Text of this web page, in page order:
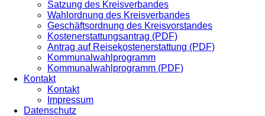
Satzung des Kreisverbandes
Wahlordnung des Kreisverbandes
Geschäftsordnung des Kreisvorstandes
Kostenerstattungsantrag (PDF)
Antrag auf Reisekostenerstattung (PDF)
Kommunalwahlprogramm
Kommunalwahlprogramm (PDF)
Kontakt
Kontakt
Impressum
Datenschutz